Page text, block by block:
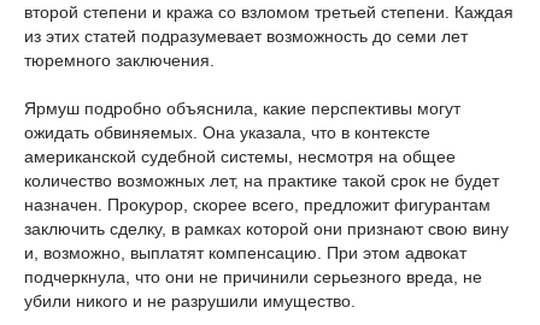
второй степени и кража со взломом третьей степени. Каждая
из этих статей подразумевает возможность до семи лет
тюремного заключения.
Ярмуш подробно объяснила, какие перспективы могут
ожидать обвиняемых. Она указала, что в контексте
американской судебной системы, несмотря на общее
количество возможных лет, на практике такой срок не будет
назначен. Прокурор, скорее всего, предложит фигурантам
заключить сделку, в рамках которой они признают свою вину
и, возможно, выплатят компенсацию. При этом адвокат
подчеркнула, что они не причинили серьезного вреда, не
убили никого и не разрушили имущество.